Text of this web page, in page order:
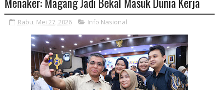
Rabu, Mei 27, 2026 Info Nasional